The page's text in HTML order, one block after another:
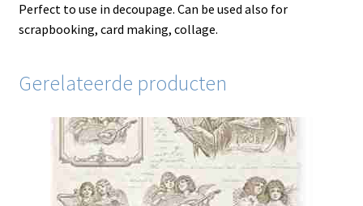
Perfect to use in decoupage. Can be used also for
scrapbooking, card making, collage.
Gerelateerde producten